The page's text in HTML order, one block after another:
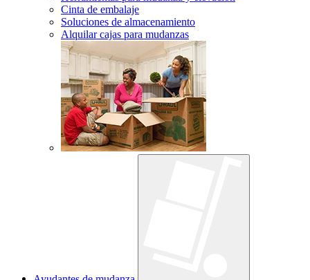
Cinta de embalaje
Soluciones de almacenamiento
Alquilar cajas para mudanzas